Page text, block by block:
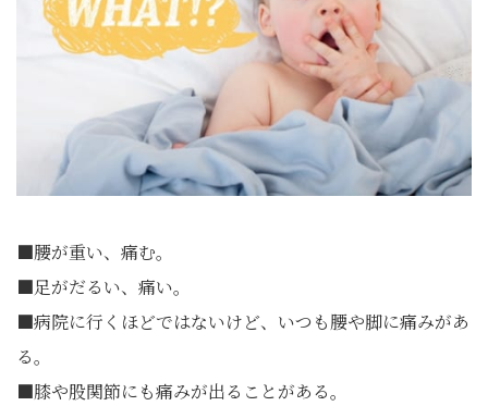
■腰が重い、痛む。
■足がだるい、痛い。
■病院に行くほどではないけど、いつも腰や脚に痛みがあ
る。
■膝や股関節にも痛みが出ることがある。